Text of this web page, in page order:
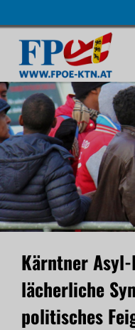
Navigation
überspringen
Kärntner
lächerliche
politisches